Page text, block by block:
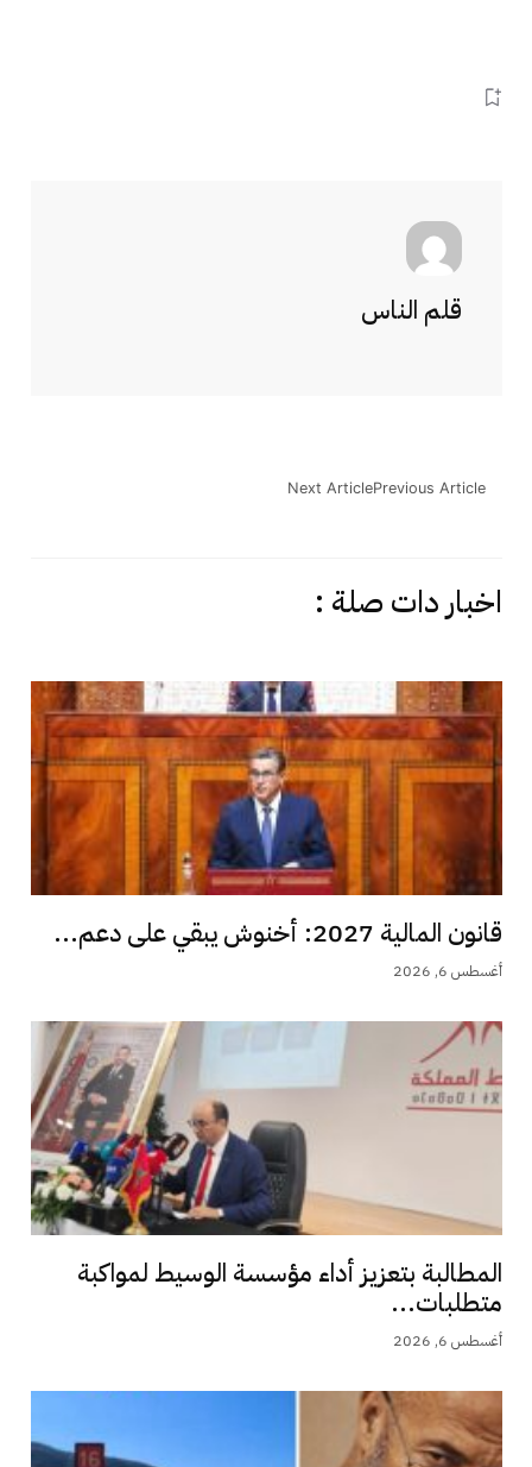
قلم الناس
Previous Article
Next Article
اخبار دات صلة :
قانون المالية 2027: أخنوش يبقي على دعم...
أغسطس 6, 2026
المطالبة بتعزيز أداء مؤسسة الوسيط لمواكبة
متطلبات...
أغسطس 6, 2026